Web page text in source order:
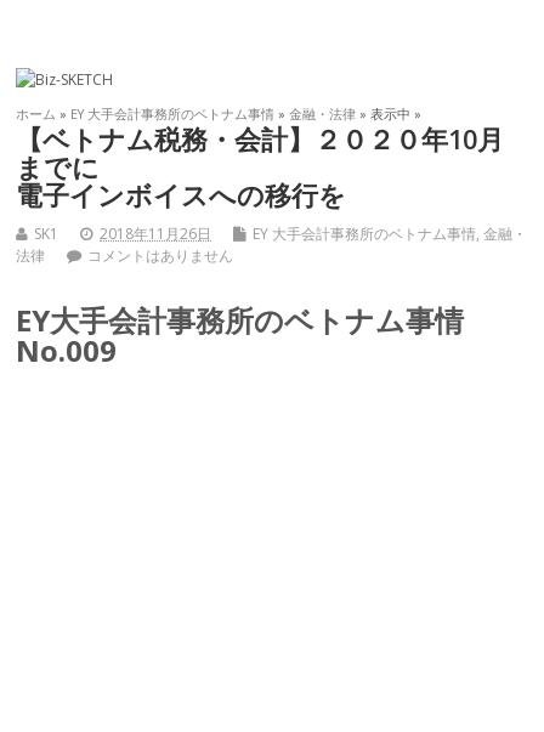
ホーム » EY 大手会計事務所のベトナム事情 »金融・法律 » 表示中 »
【ベトナム税務・会計】２０２０年10月
までに
電子インボイスへの移行を
SK1 2018年11月26日 EY 大手会計事務所のベトナム事情,金融・
法律
コメントはありません
EY大手会計事務所のベトナム事情
No.009